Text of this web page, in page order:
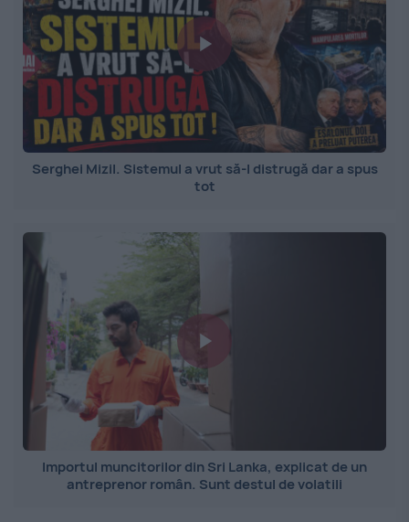
Serghei Mizil. Sistemul a vrut să-l distrugă dar a spus
tot
Importul muncitorilor din Sri Lanka, explicat de un
antreprenor român. Sunt destul de volatili